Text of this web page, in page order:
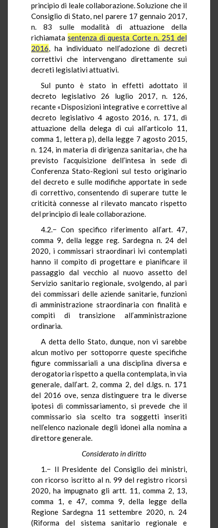
principio di leale collaborazione. Soluzione che il
Consiglio di Stato, nel parere 17 gennaio 2017,
n. 83 sulle modalità di attuazione della
richiamatasentenza di questa Corte n. 251 del
2016, ha individuato nell’adozione di decreti
correttivi che intervengano direttamente sui
decreti legislativi attuativi.
Sul punto è stato in effetti adottato il
decreto legislativo 26 luglio 2017, n. 126,
recante «Disposizioni integrative e correttive al
decreto legislativo 4 agosto 2016, n. 171, di
attuazione della delega di cui all’articolo 11,
comma 1, lettera p), della legge 7 agosto 2015,
n. 124, in materia di dirigenza sanitaria», che ha
previsto l’acquisizione dell’intesa in sede di
Conferenza Stato-Regioni sul testo originario
del decreto e sulle modifiche apportate in sede
di correttivo, consentendo di superare tutte le
criticità connesse al rilevato mancato rispetto
del principio di leale collaborazione.
4.2.− Con specifico riferimento all’art. 47,
comma 9, della legge reg. Sardegna n. 24 del
2020, i commissari straordinari ivi contemplati
hanno il compito di progettare e pianificare il
passaggio dal vecchio al nuovo assetto del
Servizio sanitario regionale, svolgendo, al pari
dei commissari delle aziende sanitarie, funzioni
di amministrazione straordinaria con finalità e
compiti di transizione all’amministrazione
ordinaria.
A detta dello Stato, dunque, non vi sarebbe
alcun motivo per sottoporre queste specifiche
figure commissariali a una disciplina diversa e
derogatoria rispetto a quella contemplata, in via
generale, dall’art. 2, comma 2, del d.lgs. n. 171
del 2016 ove, senza distinguere tra le diverse
ipotesi di commissariamento, si prevede che il
commissario sia scelto tra soggetti inseriti
nell’elenco nazionale degli idonei alla nomina a
direttore generale.
Considerato in diritto
1.− Il Presidente del Consiglio dei ministri,
con ricorso iscritto al n. 99 del registro ricorsi
2020, ha impugnato gli artt. 11, comma 2, 13,
comma 1, e 47, comma 9, della legge della
Regione Sardegna 11 settembre 2020, n. 24
(Riforma del sistema sanitario regionale e